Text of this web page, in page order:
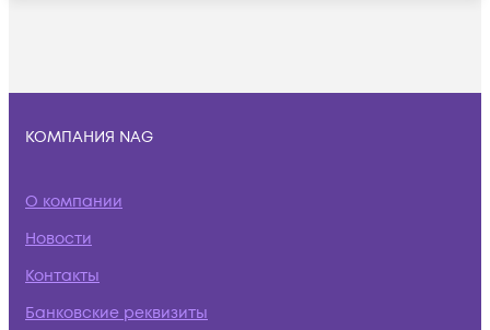
КОМПАНИЯ NAG
О компании
Новости
Контакты
Банковские реквизиты